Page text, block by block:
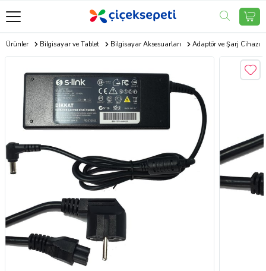
Ürünler Bilgisayar ve Tablet Bilgisayar Aksesuarları Adaptör ve Şarj Cihazı